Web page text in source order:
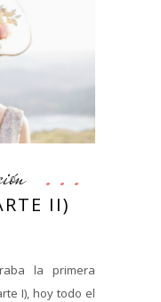
II)
la primera
I), hoy todo el